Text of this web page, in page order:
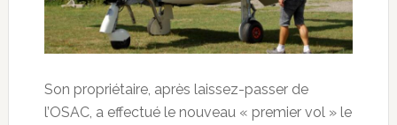
Son propriétaire, après laissez-passer de
l’OSAC, a effectué le nouveau « premier vol » le